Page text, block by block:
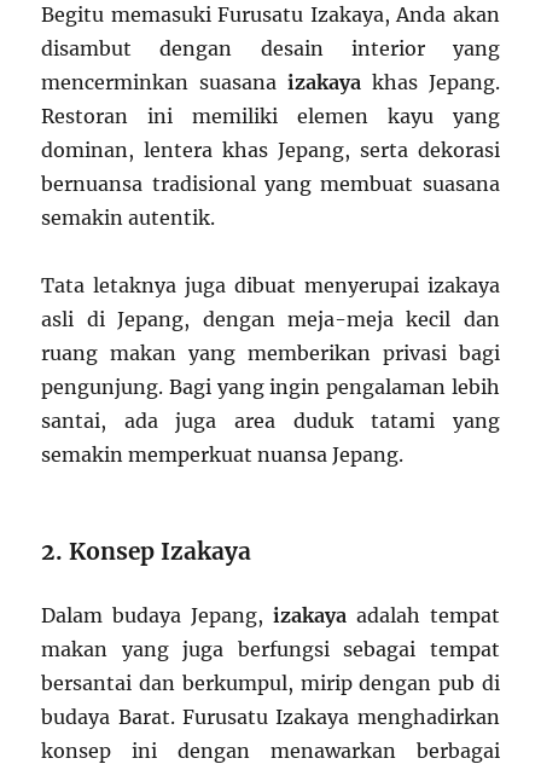
Begitu memasuki Furusatu Izakaya, Anda akan
disambut dengan desain interior yang
mencerminkan suasana izakaya khas Jepang.
Restoran ini memiliki elemen kayu yang
dominan, lentera khas Jepang, serta dekorasi
bernuansa tradisional yang membuat suasana
semakin autentik.
Tata letaknya juga dibuat menyerupai izakaya
asli di Jepang, dengan meja-meja kecil dan
ruang makan yang memberikan privasi bagi
pengunjung. Bagi yang ingin pengalaman lebih
santai, ada juga area duduk tatami yang
semakin memperkuat nuansa Jepang.
2. Konsep Izakaya
Dalam budaya Jepang, izakaya adalah tempat
makan yang juga berfungsi sebagai tempat
bersantai dan berkumpul, mirip dengan pub di
budaya Barat. Furusatu Izakaya menghadirkan
konsep ini dengan menawarkan berbagai